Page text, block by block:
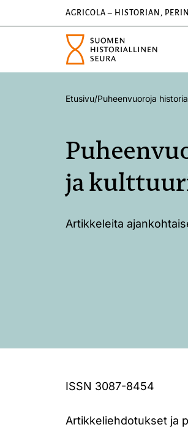
AGRICOLA – HISTORIAN,
Etusivu/Puheenvuoroja
ja
Artikkeleita
ISSN 3087-8454
Artikkeliehdotukset ja